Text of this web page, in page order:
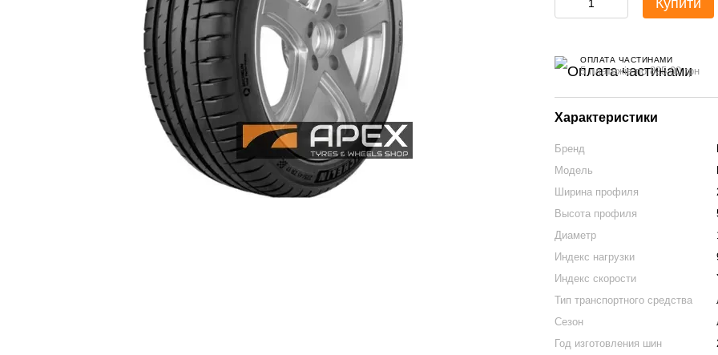
Купити
ОПЛАТА ЧАСТИНАМИ
5 платежів по 825.00 грн
Характеристики
Бренд
Модель
Ширина профиля
Высота профиля
Диаметр
Индекс нагрузки
Индекс скорости
Тип транспортного средства
Сезон
Год изготовления шин